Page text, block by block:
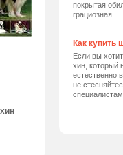
покрытая
грациозная.
Как купить
Если вы
хин, который
естественно
не
специалистам.